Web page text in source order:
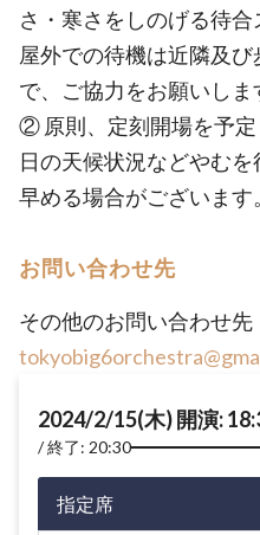
さ・寒さをしのげる待合
屋外での待機は近隣及
で、ご協力をお願いしま
② 原則、定刻開場を予
日の天候状況などやむ
早める場合がございます
お問い合わせ先
その他のお問い合わせ先
2024/2/15(木) 開演:
終了: 20:30
指定席